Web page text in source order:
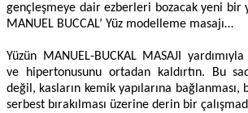
gençleşmeye dair ezberleri bozacak yeni bir
MANUEL BUCCAL’ Yüz modelleme masajı…
Yüzün MANUEL-BUCKAL MASAJI
ve hipertonusunu ortadan kaldırtın. Bu
değil, kasların kemik yapılarına bağlanması,
serbest bırakılması üzerine derin bir